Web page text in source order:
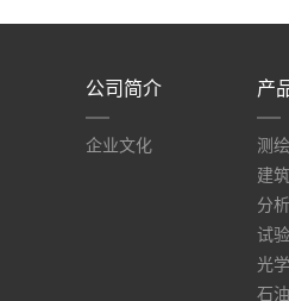
公司简介
企业文化
产
测
建
分
试
光
石